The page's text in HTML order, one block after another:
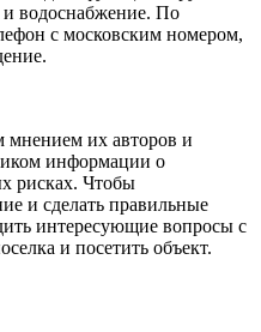
и водоснабжение. По
с московским номером,
мнением их авторов и
информации о
рисках. Чтобы
и сделать правильные
интересующие вопросы с
и посетить объект.